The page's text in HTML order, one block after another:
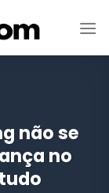
não se
no